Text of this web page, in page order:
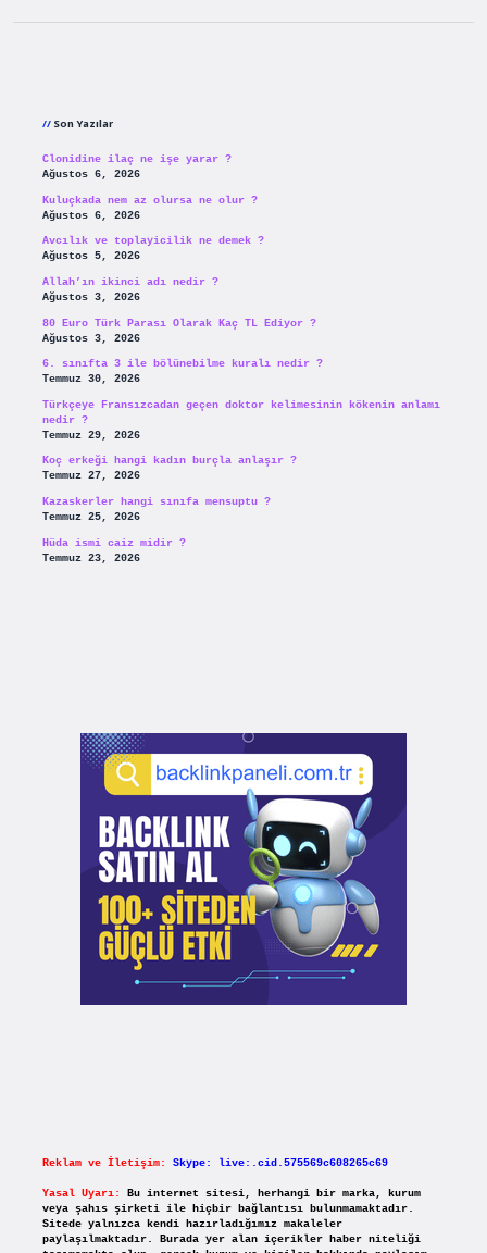
Son Yazılar
Clonidine ilaç ne işe yarar ?
Ağustos 6, 2026
Kuluçkada nem az olursa ne olur ?
Ağustos 6, 2026
Avcılık ve toplayicilik ne demek ?
Ağustos 5, 2026
Allah’ın ikinci adı nedir ?
Ağustos 3, 2026
80 Euro Türk Parası Olarak Kaç TL Ediyor ?
Ağustos 3, 2026
6. sınıfta 3 ile bölünebilme kuralı nedir ?
Temmuz 30, 2026
Türkçeye Fransızcadan geçen doktor kelimesinin kökenin anlamı
nedir ?
Temmuz 29, 2026
Koç erkeği hangi kadın burçla anlaşır ?
Temmuz 27, 2026
Kazaskerler hangi sınıfa mensuptu ?
Temmuz 25, 2026
Hüda ismi caiz midir ?
Temmuz 23, 2026
Reklam ve İletişim: Skype: live:.cid.575569c608265c69
Yasal Uyarı:
Bu internet sitesi, herhangi bir marka, kurum
veya şahıs şirketi ile hiçbir bağlantısı bulunmamaktadır.
Sitede yalnızca kendi hazırladığımız makaleler
paylaşılmaktadır. Burada yer alan içerikler haber niteliği